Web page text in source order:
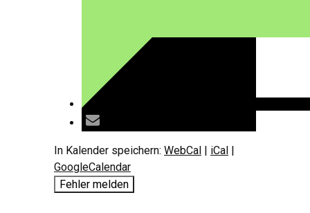
In Kalender speichern: WebCal | iCal |
GoogleCalendar
Fehler melden